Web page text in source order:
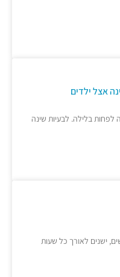
אצל ילדים
לפחות בלילה. לבעיות שינה
ילודים עד גיל 4 חודשים, ישנים לאורך כל שעות